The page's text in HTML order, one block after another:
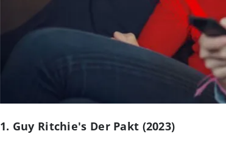
1. Guy Ritchie's Der Pakt (2023)